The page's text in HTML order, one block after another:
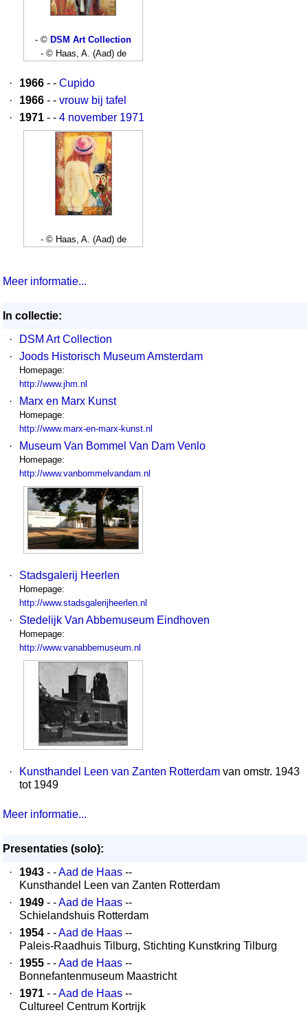
- © DSM Art Collection
- © Haas, A. (Aad) de
· 1966 - - Cupido
·
1966 - - vrouw bij tafel
·
1971 - - 4 november 1971
- © Haas, A. (Aad) de
Meer informatie...
In collectie:
·
DSM Art Collection
·
Joods Historisch Museum Amsterdam
Homepage:
http://www.jhm.nl
· Marx en Marx Kunst
Homepage:
http://www.marx-en-marx-kunst.nl
· Museum Van Bommel Van Dam Venlo
Homepage:
http://www.vanbommelvandam.nl
· Stadsgalerij Heerlen
Homepage:
http://www.stadsgalerijheerlen.nl
· Stedelijk Van Abbemuseum Eindhoven
Homepage:
http://www.vanabbemuseum.nl
· Kunsthandel Leen van Zanten Rotterdam van omstr. 1943
tot 1949
Meer informatie...
Presentaties (solo):
·
1943 - -Aad de Haas --
Kunsthandel Leen van Zanten Rotterdam
·
1949 - -Aad de Haas --
Schielandshuis Rotterdam
·
1954 - -Aad de Haas --
Paleis-Raadhuis Tilburg, Stichting Kunstkring Tilburg
·
1955 - -Aad de Haas --
Bonnefantenmuseum Maastricht
·
1971 - -Aad de Haas --
Cultureel Centrum Kortrijk